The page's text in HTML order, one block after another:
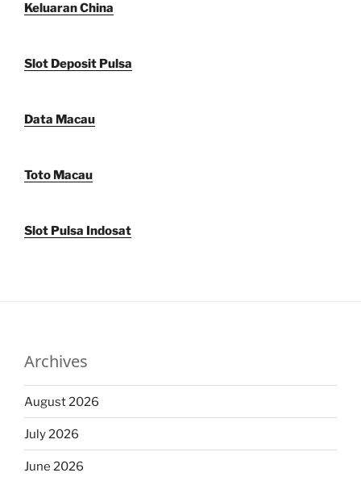
Keluaran China
Slot Deposit Pulsa
Data Macau
Toto Macau
Slot Pulsa Indosat
Archives
August 2026
July 2026
June 2026